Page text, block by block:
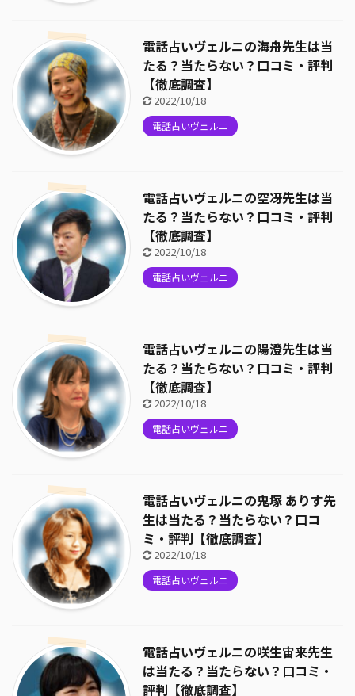
電話占いヴェルニの海舟先生は当
たる？当たらない？口コミ・評判
【徹底調査】
2022/10/18
電話占いヴェルニ
電話占いヴェルニの空冴先生は当
たる？当たらない？口コミ・評判
【徹底調査】
2022/10/18
電話占いヴェルニ
電話占いヴェルニの陽澄先生は当
たる？当たらない？口コミ・評判
【徹底調査】
2022/10/18
電話占いヴェルニ
電話占いヴェルニの鬼塚 ありす先
生は当たる？当たらない？口コ
ミ・評判【徹底調査】
2022/10/18
電話占いヴェルニ
電話占いヴェルニの咲生宙来先生
は当たる？当たらない？口コミ・
評判【徹底調査】